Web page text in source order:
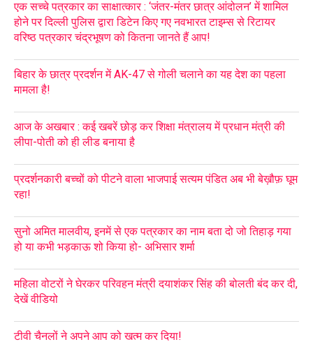
एक सच्चे पत्रकार का साक्षात्कार : ‘जंतर-मंतर छात्र आंदोलन’ में शामिल
होने पर दिल्ली पुलिस द्वारा डिटेन किए गए नवभारत टाइम्स से रिटायर
वरिष्ठ पत्रकार चंद्रभूषण को कितना जानते हैं आप!
बिहार के छात्र प्रदर्शन में AK-47 से गोली चलाने का यह देश का पहला
मामला है!
आज के अखबार : कई खबरें छोड़ कर शिक्षा मंत्रालय में प्रधान मंत्री की
लीपा-पोती को ही लीड बनाया है
प्रदर्शनकारी बच्चों को पीटने वाला भाजपाई सत्यम पंडित अब भी बेख़ौफ़ घूम
रहा!
सुनो अमित मालवीय, इनमें से एक पत्रकार का नाम बता दो जो तिहाड़ गया
हो या कभी भड़काऊ शो किया हो- अभिसार शर्मा
महिला वोटरों ने घेरकर परिवहन मंत्री दयाशंकर सिंह की बोलती बंद कर दी,
देखें वीडियो
टीवी चैनलों ने अपने आप को खत्म कर दिया!